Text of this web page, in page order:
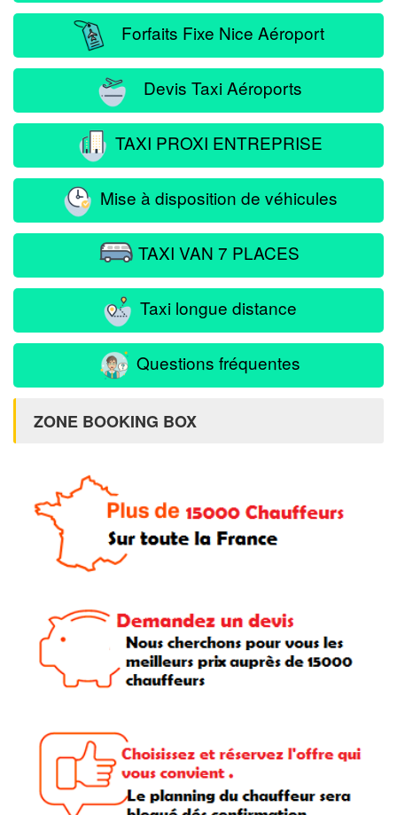
Forfaits Fixe Nice Aéroport
Devis Taxi Aéroports
TAXI PROXI ENTREPRISE
Mise à disposition de véhicules
TAXI VAN 7 PLACES
Taxi longue distance
Questions fréquentes
ZONE BOOKING BOX